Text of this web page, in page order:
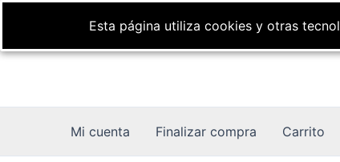
contenido
Mi cuenta Finalizar compra Carrito
Esta página utiliza cookies y otras